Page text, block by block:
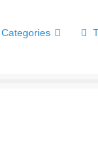
Categories